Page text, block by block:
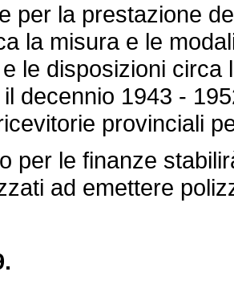
la prestazione
la misura e le
le disposizioni circa
decennio 1943 -
provinciali
le finanze
ad emettere